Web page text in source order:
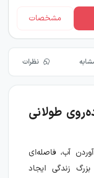
مشخصات
نظرات
طولانی
آب، فاصله‌ای
زندگی ایجاد